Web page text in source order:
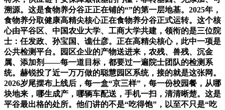
溯源。这是食物养分谷正正在铺的“”的第一层地基。2025年，
食物养分取健康高精尖核心正在食物养分谷正式运转。这个核
心由平谷区、中国农业大学、工商大学共建，领衔的是三位院
士：任发政、孙宝国、谯仕彦。正在高精尖核心，此中一项是
公共检测平台。园区企业的产物送进来，农残、兽残、沉金
属、添加剂——每一道目标，都要过一遍院士团队的检测系
统。赫锐投了近一万万做的聪慧园区系统，接的就是这张网。
2026岁尾摆布上线后，每一盒“京三样”，每一份校园餐，从哪
块地来，哪生成产，哪辆车配送，手机一扫，清清晰楚。这是
平谷最出格的处所。他们讲的不是“吃得饱”，以至不只是“吃